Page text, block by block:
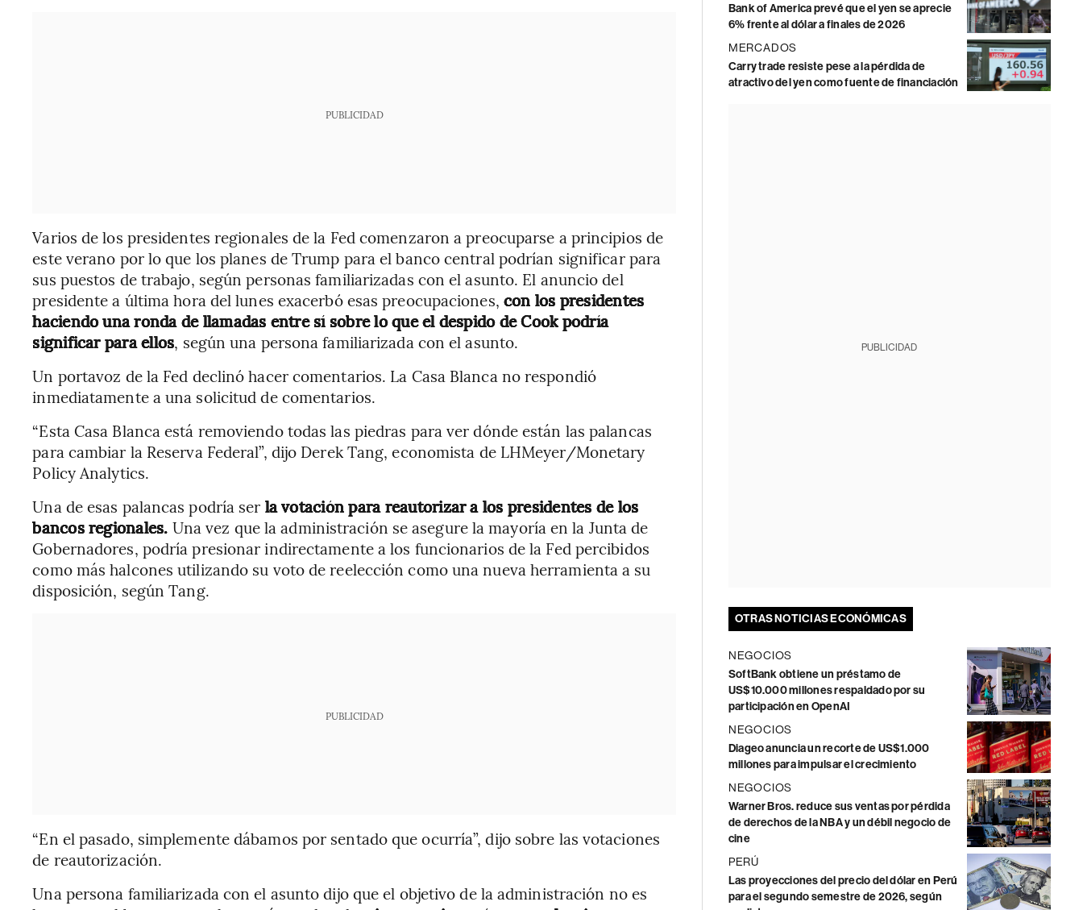
PUBLICIDAD
Varios de los presidentes regionales de la Fed comenzaron a preocuparse a principios de
este verano por lo que los planes de Trump para el banco central podrían significar para
sus puestos de trabajo, según personas familiarizadas con el asunto. El anuncio del
presidente a última hora del lunes exacerbó esas preocupaciones, con los presidentes
haciendo una ronda de llamadas entre sí sobre lo que el despido de Cook podría
significar para ellos, según una persona familiarizada con el asunto.
Un portavoz de la Fed declinó hacer comentarios. La Casa Blanca no respondió
inmediatamente a una solicitud de comentarios.
“Esta Casa Blanca está removiendo todas las piedras para ver dónde están las palancas
para cambiar la Reserva Federal”, dijo Derek Tang, economista de LHMeyer/Monetary
Policy Analytics.
Una de esas palancas podría ser la votación para reautorizar a los presidentes de los
bancos regionales. Una vez que la administración se asegure la mayoría en la Junta de
Gobernadores, podría presionar indirectamente a los funcionarios de la Fed percibidos
como más halcones utilizando su voto de reelección como una nueva herramienta a su
disposición, según Tang.
PUBLICIDAD
“En el pasado, simplemente dábamos por sentado que ocurría”, dijo sobre las votaciones
de reautorización.
Una persona familiarizada con el asunto dijo que el objetivo de la administración no es
Bank of America prevé que el yen se aprecie
6% frente al dólar a finales de 2026
MERCADOS
Carry trade resiste pese a la pérdida de
atractivo del yen como fuente de financiación
PUBLICIDAD
OTRAS NOTICIAS ECONÓMICAS
NEGOCIOS
SoftBank obtiene un préstamo de
US$10.000 millones respaldado por su
participación en OpenAI
NEGOCIOS
Diageo anuncia un recorte de US$1.000
millones para impulsar el crecimiento
NEGOCIOS
Warner Bros. reduce sus ventas por pérdida
de derechos de la NBA y un débil negocio de
cine
PERÚ
Las proyecciones del precio del dólar en Perú
para el segundo semestre de 2026, según